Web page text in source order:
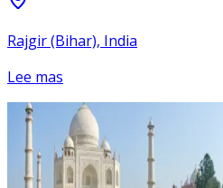
Rajgir (Bihar), India
Lee mas